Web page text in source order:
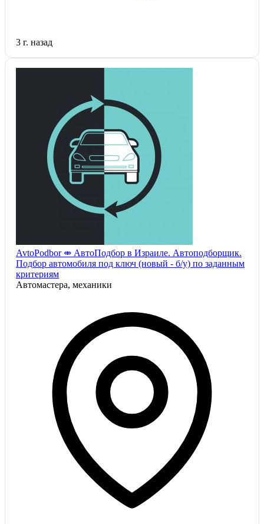
3 г. назад
AvtoPodbor ⤄ АвтоПодбор в Израиле. Автоподборщик.
Подбор автомобиля под ключ (новый - б/у) по заданным
критериям
Автомастера, механики